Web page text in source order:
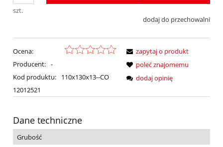
szt.
dodaj do przechowalni
Ocena:
Producent: -
Kod produktu:
110x130x13--CO
12012521
zapytaj o produkt
poleć znajomemu
dodaj opinię
Dane techniczne
Grubość